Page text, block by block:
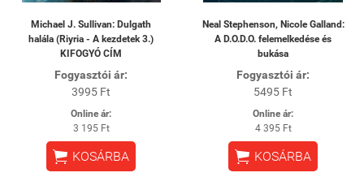
Michael J. Sullivan: Dulgath
halála (Riyria - A kezdetek 3.)
KIFOGYÓ CÍM
Fogyasztói ár:
3995 Ft
Online ár:
3 195 Ft
 KOSÁRBA
Neal Stephenson, Nicole Galland:
A ​D.O.D.O. felemelkedése és
bukása
Fogyasztói ár:
5495 Ft
Online ár:
4 395 Ft
 KOSÁRBA